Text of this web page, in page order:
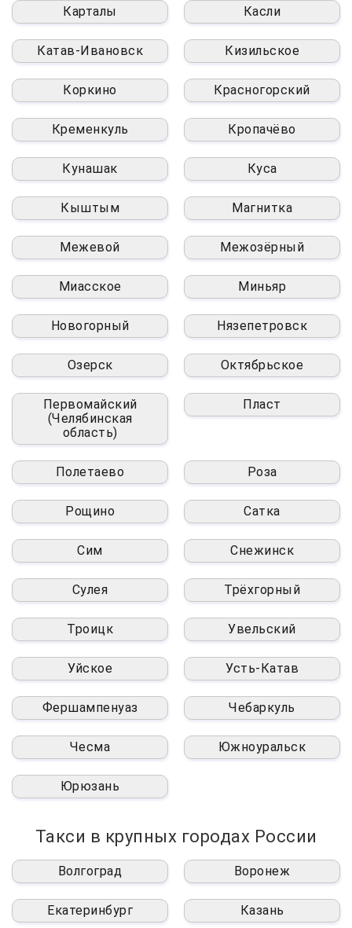
Карталы Касли
Катав-Ивановск Кизильское
Коркино Красногорский
Кременкуль Кропачёво
Кунашак Куса
Кыштым Магнитка
Межевой Межозёрный
Миасское Миньяр
Новогорный Нязепетровск
Озерск Октябрьское
Первомайский
(Челябинская
область)
Пласт
Полетаево Роза
Рощино Сатка
Сим Снежинск
Сулея Трёхгорный
Троицк Увельский
Уйское Усть-Катав
Фершампенуаз Чебаркуль
Чесма Южноуральск
Юрюзань
Такси в крупных городах России
Волгоград Воронеж
Екатеринбург Казань